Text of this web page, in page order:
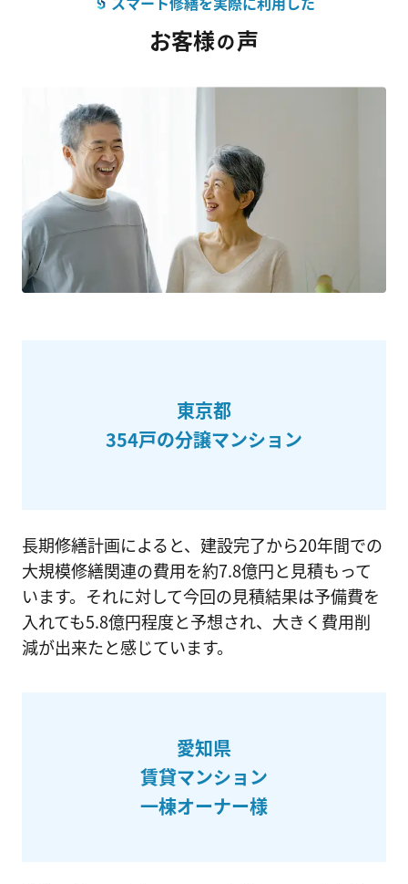
お客様の声
東京都
354戸の分譲マンション
長期修繕計画によると、建設完了から20年間での
大規模修繕関連の費用を約7.8億円と見積もって
います。それに対して今回の見積結果は予備費を
入れても5.8億円程度と予想され、大きく費用削
減が出来たと感じています。
愛知県
賃貸マンション
一棟オーナー様